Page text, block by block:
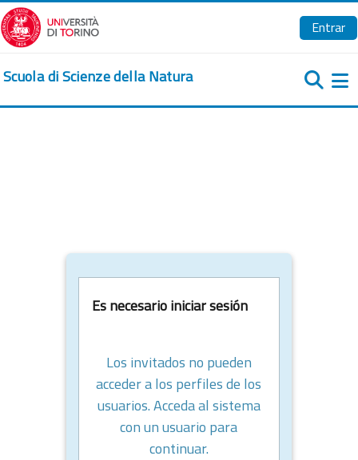
Salta al contenido principal
Entrar
Scuola di Scienze della Natura
Es necesario iniciar sesión
Los invitados no pueden
acceder a los perfiles de los
usuarios. Acceda al sistema
con un usuario para
continuar.